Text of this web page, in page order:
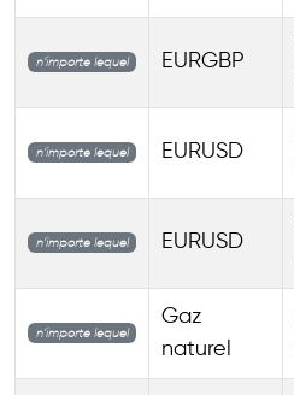
n’importe lequel EURGBP
n’importe lequel EURUSD
n’importe lequel EURUSD
n’importe lequel
Gaz
naturel